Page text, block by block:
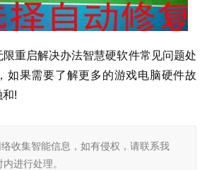
重启解决办法智慧硬软件常见问题处
如果需要了解更多的游戏电脑硬件故
收集智能信息，如有侵权，请联系我
进行处理。